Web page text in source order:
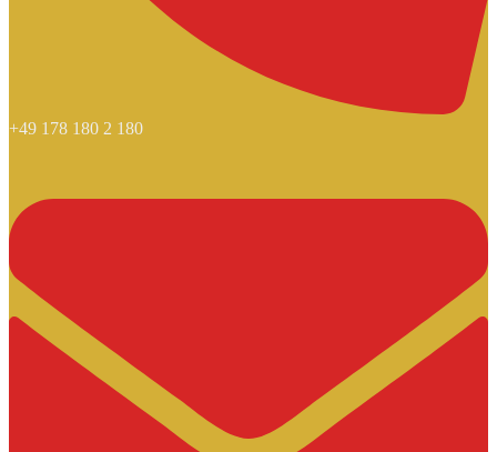
+49 178 180 2 180